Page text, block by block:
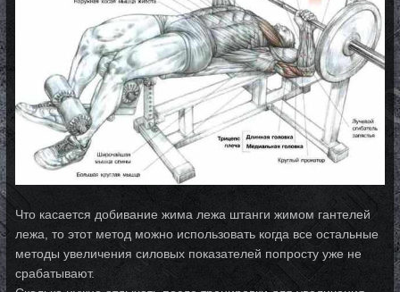
Что касается добивание жима лежа штанги жимом гантелей
лежа, то этот метод можно использовать когда все остальные
методы увеличения силовых показателей попросту уже не
срабатывают.